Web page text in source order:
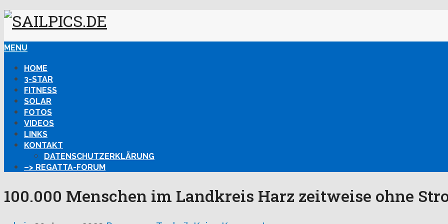
MENU
HOME
3-STAR
FITNESS
SOLAR
FOTOS
VIDEOS
LINKS
KONTAKT
DATENSCHUTZERKLÄRUNG
–> REGATTA-FORUM
100.000 Menschen im Landkreis Harz zeitweise ohne